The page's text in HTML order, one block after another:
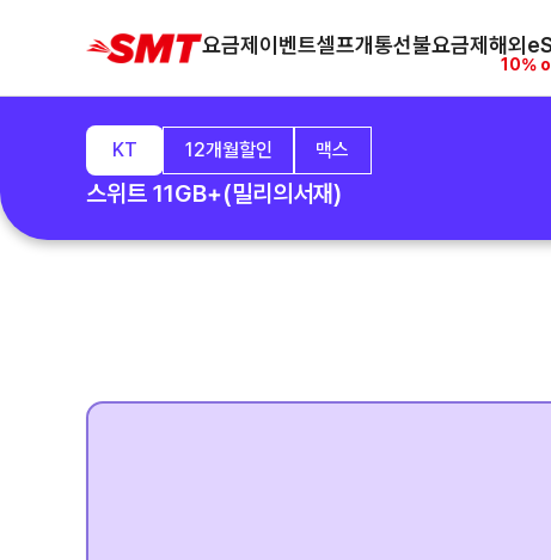
요금제이벤트셀프개통선불요금제해외
10%
KT 12개월할인 맥스
스위트 11GB+(밀리의서재)